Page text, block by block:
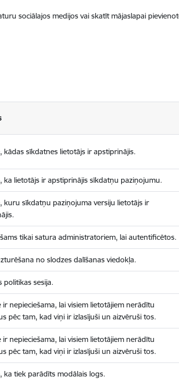
sociālajos medijos vai skatīt mājaslapai
kādas sīkdatnes lietotājs ir apstiprinājis.
ka lietotājs ir apstiprinājis sīkdatņu paziņojumu.
kuru sīkdatņu paziņojuma versiju lietotājs ir
tikai satura administratoriem, lai autentificētos.
no slodzes dalīšanas viedokļa.
politikas sesija.
ir nepieciešama, lai visiem lietotājiem nerādītu
pēc tam, kad viņi ir izlasījuši un aizvēruši tos.
ir nepieciešama, lai visiem lietotājiem nerādītu
pēc tam, kad viņi ir izlasījuši un aizvēruši tos.
ka tiek parādīts modālais logs.